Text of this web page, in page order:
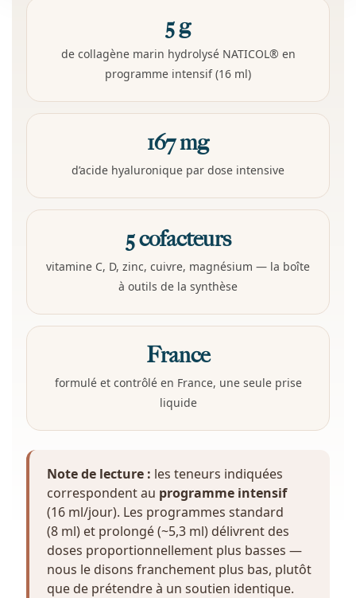
5 g
de collagène marin hydrolysé NATICOL® en
programme intensif (16 ml)
167 mg
d’acide hyaluronique par dose intensive
5 cofacteurs
vitamine C, D, zinc, cuivre, magnésium — la boîte
à outils de la synthèse
France
formulé et contrôlé en France, une seule prise
liquide
Note de lecture : les teneurs indiquées
correspondent au programme intensif
(16 ml/jour). Les programmes standard
(8 ml) et prolongé (~5,3 ml) délivrent des
doses proportionnellement plus basses —
nous le disons franchement plus bas, plutôt
que de prétendre à un soutien identique.